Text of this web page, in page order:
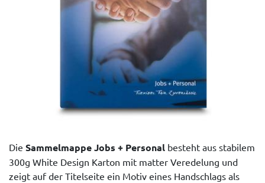
Die Sammelmappe Jobs + Personal besteht aus stabilem
300g White Design Karton mit matter Veredelung und
zeigt auf der Titelseite ein Motiv eines Handschlags als